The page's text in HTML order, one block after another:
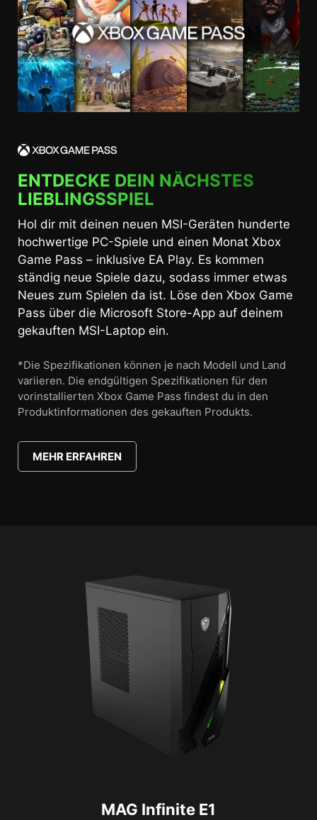
ENTDECKE DEIN NÄCHSTES
LIEBLINGSSPIEL
Hol dir mit deinen neuen MSI-Geräten hunderte
hochwertige PC-Spiele und einen Monat Xbox
Game Pass – inklusive EA Play. Es kommen
ständig neue Spiele dazu, sodass immer etwas
Neues zum Spielen da ist. Löse den Xbox Game
Pass über die Microsoft Store-App auf deinem
gekauften MSI-Laptop ein.
*Die Spezifikationen können je nach Modell und Land
variieren. Die endgültigen Spezifikationen für den
vorinstallierten Xbox Game Pass findest du in den
Produktinformationen des gekauften Produkts.
MEHR ERFAHREN
MAG Infinite E1